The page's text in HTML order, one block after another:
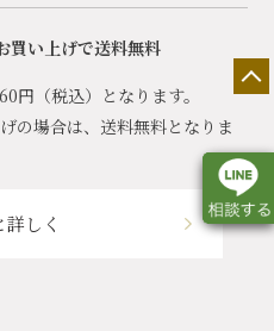
買い上げで送料無料
円（税込）となります。
の場合は、送料無料となりま
詳しく